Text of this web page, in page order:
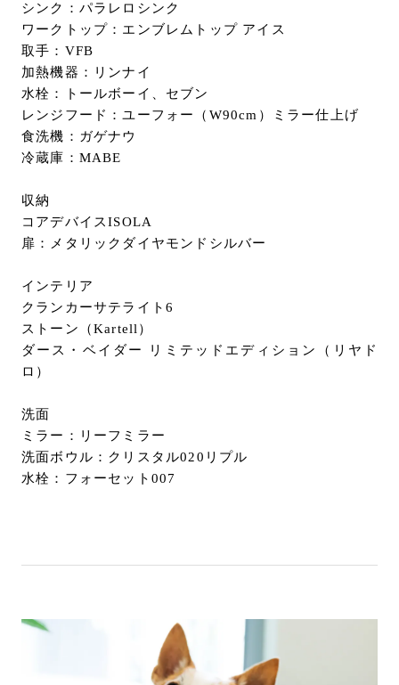
シンク：パラレロシンク
ワークトップ：エンブレムトップ アイス
取手：VFB
加熱機器：リンナイ
水栓：トールボーイ、セブン
レンジフード：ユーフォー（W90cm）ミラー仕上げ
食洗機：ガゲナウ
冷蔵庫：MABE
収納
コアデバイスISOLA
扉：メタリックダイヤモンドシルバー
インテリア
クランカーサテライト6
ストーン（Kartell）
ダース・ベイダー リミテッドエディション（リヤド
ロ）
洗面
ミラー：リーフミラー
洗面ボウル：クリスタル020リプル
水栓：フォーセット007